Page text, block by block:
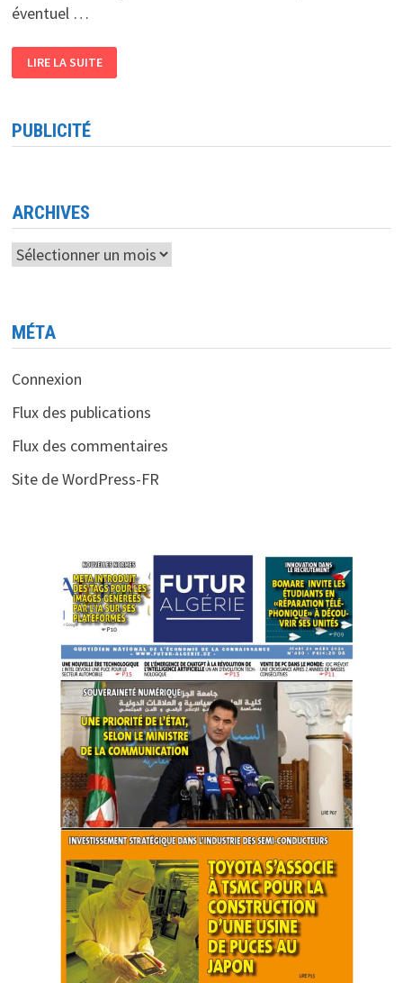
éventuel …
À
L’AUBE
POSSIBLE
RACHAT
?
LIRE LA SUITE
PUBLICITÉ
ARCHIVES
Archives
MÉTA
Connexion
Flux des publications
Flux des commentaires
Site de WordPress-FR